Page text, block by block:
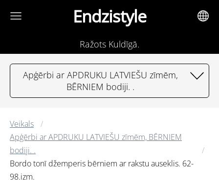
Endzistyle
Ražots Kuldīgā.
Apģērbi ar APDRUKU LATVIEŠU zīmēm,
BĒRNIEM bodiji. .
Veikals
Apģērbi ar APDRUKU LATVIEŠU zīmēm, BĒRNIEM
bodiji. .
Bordo tonī džemperis bērniem ar rakstu auseklis. 62-
98.izm.